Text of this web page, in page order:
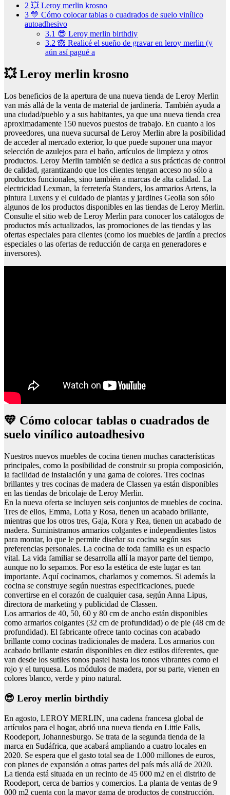
2 💥 Leroy merlin krosno
3 💛 Cómo colocar tablas o cuadrados de suelo vinílico
autoadhesivo
3.1 😎 Leroy merlin birthdiy
3.2 🙈 Realicé el sueño de gravar en leroy merlin (y
aún así pagué a
💥 Leroy merlin krosno
Los beneficios de la apertura de una nueva tienda de Leroy Merlin
van más allá de la venta de material de jardinería. También ayuda a
una ciudad/pueblo y a sus habitantes, ya que una nueva tienda crea
aproximadamente 150 nuevos puestos de trabajo. En cuanto a los
proveedores, una nueva sucursal de Leroy Merlin abre la posibilidad
de acceder al mercado exterior, lo que puede suponer una mayor
selección de azulejos para el baño, artículos de limpieza y otros
productos. Leroy Merlin también se dedica a sus prácticas de control
de calidad, garantizando que los clientes tengan acceso no sólo a
productos funcionales, sino también a marcas de alta calidad. La
electricidad Lexman, la ferretería Standers, los armarios Artens, la
pintura Luxens y el cuidado de plantas y jardines Geolia son sólo
algunos de los productos disponibles en las tiendas de Leroy Merlin.
Consulte el sitio web de Leroy Merlin para conocer los catálogos de
productos más actualizados, las promociones de las tiendas y las
ofertas especiales para clientes (como los muebles de jardín a precios
especiales o las ofertas de reducción de carga en generadores e
inversores).
💛 Cómo colocar tablas o cuadrados de
suelo vinílico autoadhesivo
Nuestros nuevos muebles de cocina tienen muchas características
principales, como la posibilidad de construir su propia composición,
la facilidad de instalación y una gama de colores. Tres cocinas
brillantes y tres cocinas de madera de Classen ya están disponibles
en las tiendas de bricolaje de Leroy Merlin.
En la nueva oferta se incluyen seis conjuntos de muebles de cocina.
Tres de ellos, Emma, Lotta y Rosa, tienen un acabado brillante,
mientras que los otros tres, Gaja, Kora y Rea, tienen un acabado de
madera. Suministramos armarios colgantes e independientes listos
para montar, lo que le permite diseñar su cocina según sus
preferencias personales. La cocina de toda familia es un espacio
vital. La vida familiar se desarrolla allí la mayor parte del tiempo,
aunque no lo sepamos. Por eso la estética de este lugar es tan
importante. Aquí cocinamos, charlamos y comemos. Si además la
cocina se construye según nuestras especificaciones, puede
convertirse en el corazón de cualquier casa, según Anna Lipus,
directora de marketing y publicidad de Classen.
Los armarios de 40, 50, 60 y 80 cm de ancho están disponibles
como armarios colgantes (32 cm de profundidad) o de pie (48 cm de
profundidad). El fabricante ofrece tanto cocinas con acabado
brillante como cocinas tradicionales de madera. Los armarios con
acabado brillante estarán disponibles en diez estilos diferentes, que
van desde los sutiles tonos pastel hasta los tonos vibrantes como el
rojo y el turquesa. Los módulos de madera, por su parte, vienen en
colores blanco, verde y pino natural.
😎 Leroy merlin birthdiy
En agosto, LEROY MERLIN, una cadena francesa global de
artículos para el hogar, abrió una nueva tienda en Little Falls,
Roodeport, Johannesburgo. Se trata de la segunda tienda de la
marca en Sudáfrica, que acabará ampliando a cuatro locales en
2020. Se espera que el gasto total sea de 1.000 millones de euros,
con planes de expansión a otras partes del país más allá de 2020.
La tienda está situada en un recinto de 45 000 m2 en el distrito de
Roodeport, cerca de barrios y comercios. La planta de ventas de 9
000 m2 cuenta con la mayor gama de productos de construcción,